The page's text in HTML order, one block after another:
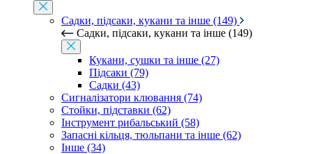
Садки, підсаки, кукани та інше (149)
Садки, підсаки, кукани та інше (149)
Кукани, сушки та інше (27)
Підсаки (79)
Садки (43)
Сигналізатори клювання (74)
Стойки, підставки (62)
Інструмент рибальський (58)
Запасні кільця, тюльпани та інше (62)
Інше (34)